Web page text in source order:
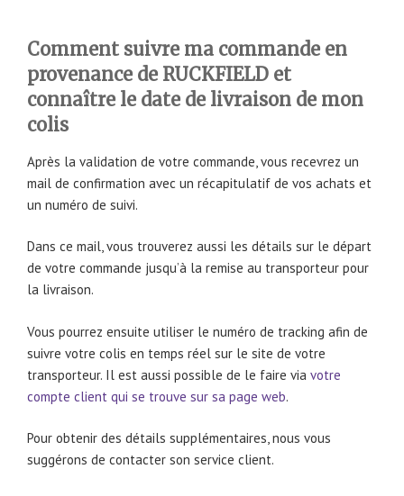
Comment suivre ma commande en
provenance de RUCKFIELD et
connaître le date de livraison de mon
colis
Après la validation de votre commande, vous recevrez un
mail de confirmation avec un récapitulatif de vos achats et
un numéro de suivi.
Dans ce mail, vous trouverez aussi les détails sur le départ
de votre commande jusqu’à la remise au transporteur pour
la livraison.
Vous pourrez ensuite utiliser le numéro de tracking afin de
suivre votre colis en temps réel sur le site de votre
transporteur. Il est aussi possible de le faire via votre
compte client qui se trouve sur sa page web.
Pour obtenir des détails supplémentaires, nous vous
suggérons de contacter son service client.